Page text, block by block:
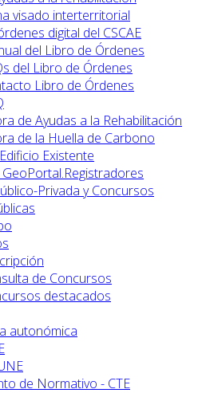
visado interterritorial
digital del CSCAE
del Libro de Órdenes
del Libro de Órdenes
Libro de Órdenes
de Ayudas a la Rehabilitación
de la Huella de Carbono
Existente
Privada y Concursos
de Concursos
destacados
autonómica
de Normativo - CTE